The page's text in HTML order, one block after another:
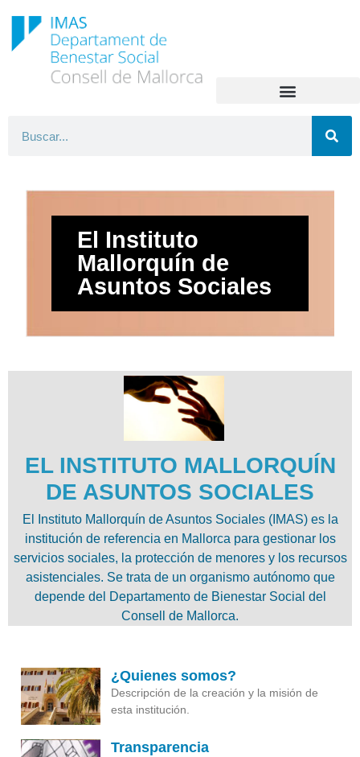
El Instituto
Mallorquín de
Asuntos Sociales
EL INSTITUTO MALLORQUÍN
DE ASUNTOS SOCIALES
El Instituto Mallorquín de Asuntos Sociales (IMAS) es la
institución de referencia en Mallorca para gestionar los
servicios sociales, la protección de menores y los recursos
asistenciales. Se trata de un organismo autónomo que
depende del Departamento de Bienestar Social del
Consell de Mallorca.
¿Quienes somos?
Descripción de la creación y la misión de
esta institución.
Transparencia